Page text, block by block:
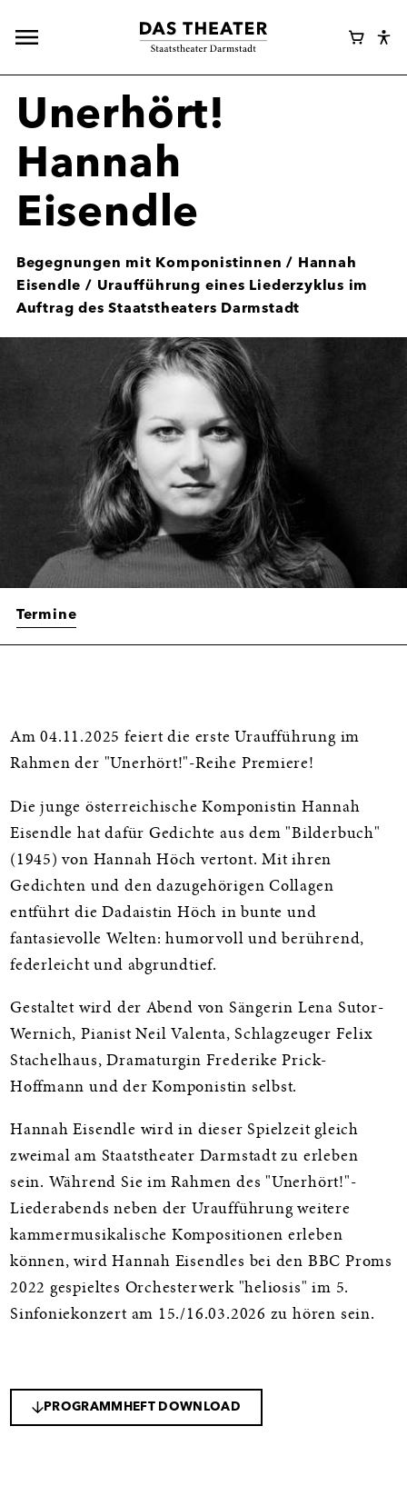
Hauptnavigation
Webshop
Unerhört!
Hannah
Eisendle
Begegnungen mit Komponistinnen / Hannah
Eisendle / Uraufführung eines Liederzyklus im
Auftrag des Staatstheaters Darmstadt
Termine
Informationen
Am 04.11.2025 feiert die erste Uraufführung im
Rahmen der "Unerhört!"-Reihe Premiere!
Die junge österreichische Komponistin Hannah
Eisendle hat dafür Gedichte aus dem "Bilderbuch"
(1945) von Hannah Höch vertont. Mit ihren
Gedichten und den dazugehörigen Collagen
entführt die Dadaistin Höch in bunte und
fantasievolle Welten: humorvoll und berührend,
federleicht und abgrundtief.
Gestaltet wird der Abend von Sängerin Lena Sutor-
Wernich, Pianist Neil Valenta, Schlagzeuger Felix
Stachelhaus, Dramaturgin Frederike Prick-
Hoffmann und der Komponistin selbst.
Hannah Eisendle wird in dieser Spielzeit gleich
zweimal am Staatstheater Darmstadt zu erleben
sein. Während Sie im Rahmen des "Unerhört!"-
Liederabends neben der Uraufführung weitere
kammermusikalische Kompositionen erleben
können, wird Hannah Eisendles bei den BBC Proms
2022 gespieltes Orchesterwerk "heliosis" im 5.
Sinfoniekonzert am 15./16.03.2026 zu hören sein.
PROGRAMMHEFT DOWNLOAD